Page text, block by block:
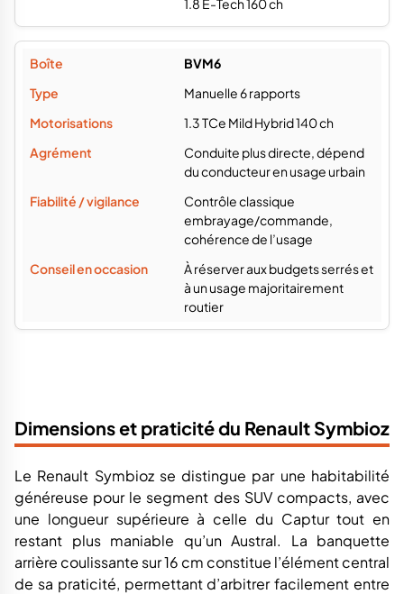
1.8 E-Tech 160 ch
BVM6
Manuelle 6 rapports
1.3 TCe Mild Hybrid 140 ch
Conduite plus directe, dépend
du conducteur en usage urbain
Contrôle classique
embrayage/commande,
cohérence de l’usage
À réserver aux budgets serrés et
à un usage majoritairement
routier
Dimensions et praticité du Renault Symbioz
Le Renault Symbioz se distingue par une habitabilité
généreuse pour le segment des SUV compacts, avec
une longueur supérieure à celle du Captur tout en
restant plus maniable qu’un Austral. La banquette
arrière coulissante sur 16 cm constitue l’élément central
de sa praticité, permettant d’arbitrer facilement entre